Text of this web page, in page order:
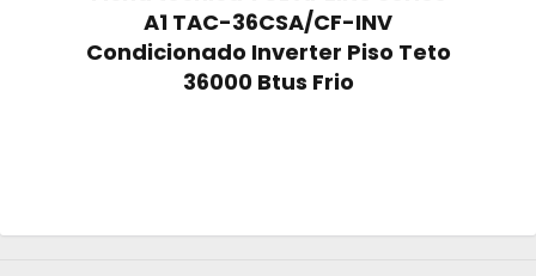
A1 TAC-36CSA/CF-INV
Condicionado Inverter Piso Teto
36000 Btus Frio